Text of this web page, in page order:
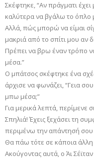
Σκέφτηκε, “Αν πράγματι έχει
καλύτερα να βγάλω το όπλο
Αλλά, πώς μπορώ να είμαι
μακριά από το σπίτι μου αν
Πρέπει να βρω έναν τρόπο
μέσα.”
Ο μπάτσος σκέφτηκε ένα
άρχισε να φωνάζει, “Γεια
μπω μέσα;”
Για μερικά λεπτά, περίμενε
Σπηλιά! Έχεις ξεχάσει τη
περιμένω την απάντησή σου
Θα πάω τότε σε κάποια άλλη
Ακούγοντας αυτά, ο Άι